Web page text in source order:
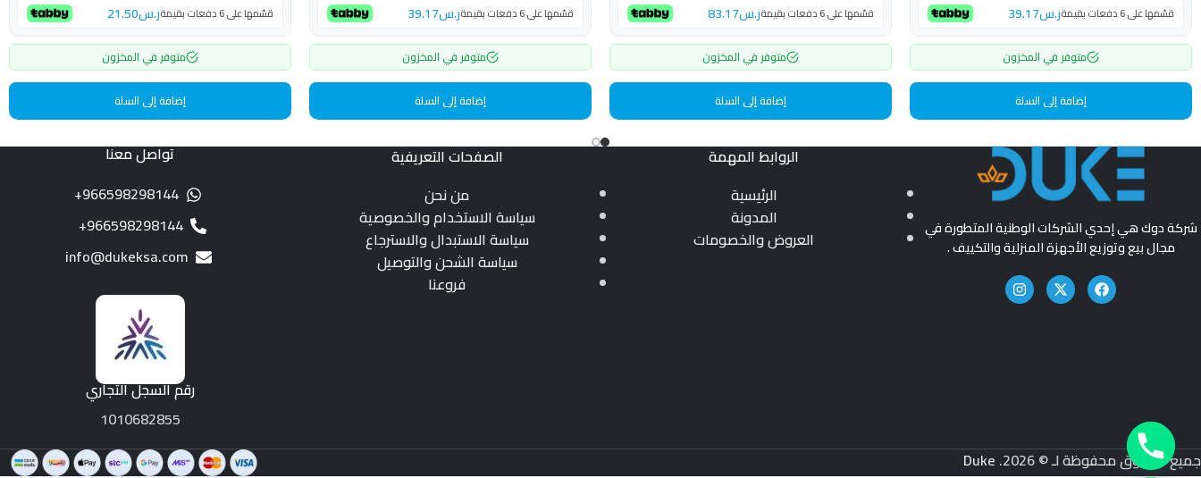
قسّمها على 6 دفعات بقيمة ر.س39.17
متوفر في المخزون
إضافة إلى السلة
قسّمها على 6 دفعات بقيمة ر.س83.17
متوفر في المخزون
إضافة إلى السلة
قسّمها على 6 دفعات بقيمة ر.س39.17
متوفر في المخزون
إضافة إلى السلة
قسّمها على 6 دفعات بقيمة ر.س21.50
متوفر في المخزون
إضافة إلى السلة
شركة دوك هي إحدي الشركات الوطنية المتطورة في
مجال بيع وتوزيع الأجهزة المنزلية والتكييف .
الروابط المهمة
الرئيسية
المدونة
العروض والخصومات
الصفحات التعريفية
من نحن
سياسة الاستخدام والخصوصية
سياسة الاستبدال والاسترجاع
سياسة الشحن والتوصيل
فروعنا
تواصل معنا
966598298144+
966598298144+
info@dukeksa.com
رقم السجل التجاري
1010682855
جميع الحقوق محفوظة لـ © 2026.
Duke